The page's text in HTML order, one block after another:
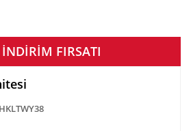
İNDİRİM FIRSATI
HKLTWY38